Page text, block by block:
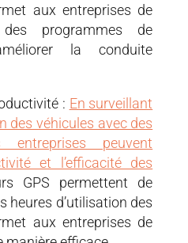
aux entreprises de
programmes de
la conduite
: En surveillant
des véhicules avec des
peuvent
et l’efficacité des
GPS permettent de
heures d’utilisation des
aux entreprises de